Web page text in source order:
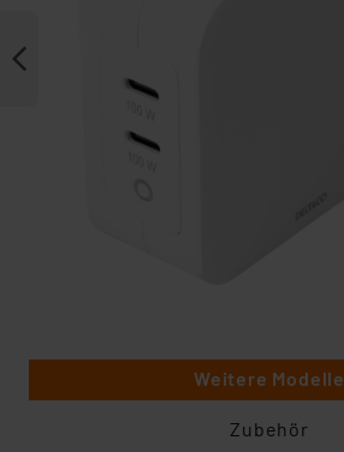
Weitere Modelle
Zubehör